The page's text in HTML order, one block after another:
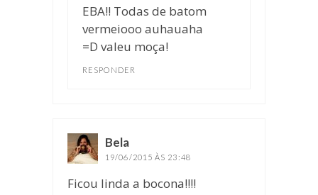
EBA!! Todas de batom
vermeiooo auhauaha
=D valeu moça!
RESPONDER
Bela
19/06/2015 ÀS 23:48
Ficou linda a bocona!!!!